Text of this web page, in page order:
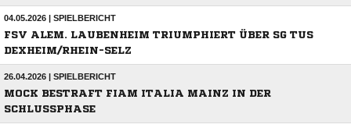
04.05.2026 | SPIELBERICHT
FSV ALEM. LAUBENHEIM TRIUMPHIERT ÜBER SG TUS
DEXHEIM/RHEIN-SELZ
26.04.2026 | SPIELBERICHT
MOCK BESTRAFT FIAM ITALIA MAINZ IN DER
SCHLUSSPHASE